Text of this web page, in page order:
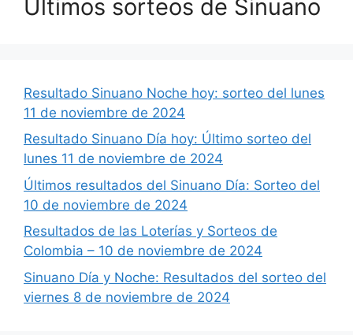
Últimos sorteos de Sinuano
Resultado Sinuano Noche hoy: sorteo del lunes
11 de noviembre de 2024
Resultado Sinuano Día hoy: Último sorteo del
lunes 11 de noviembre de 2024
Últimos resultados del Sinuano Día: Sorteo del
10 de noviembre de 2024
Resultados de las Loterías y Sorteos de
Colombia – 10 de noviembre de 2024
Sinuano Día y Noche: Resultados del sorteo del
viernes 8 de noviembre de 2024